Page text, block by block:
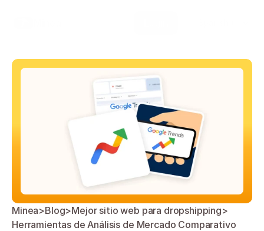
Minea>Blog>Mejor sitio web para dropshipping>
Herramientas de Análisis de Mercado Comparativo